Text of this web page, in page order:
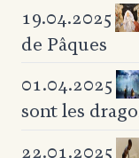
19.04.2025
de Pâques
01.04.2025
sont les
22.01.2025